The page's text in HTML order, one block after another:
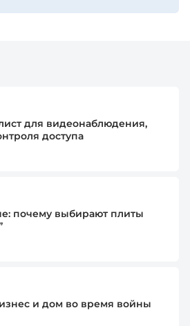
для видеонаблюдения,
доступа
почему выбирают плиты
и дом во время войны